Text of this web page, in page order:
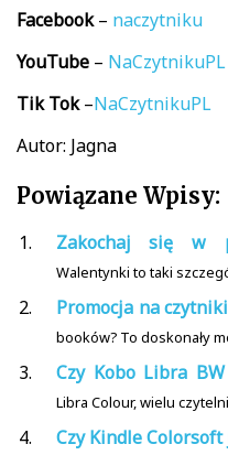
Facebook– naczytniku
YouTube – NaCzytnikuPL
Tik Tok–NaCzytnikuPL
Autor: Jagna
Powiązane Wpisy:
Zakochaj się w
Walentynki to taki
Promocja na
booków? To doskonały
Czy Kobo Libra
Libra Colour, wielu
Czy Kindle